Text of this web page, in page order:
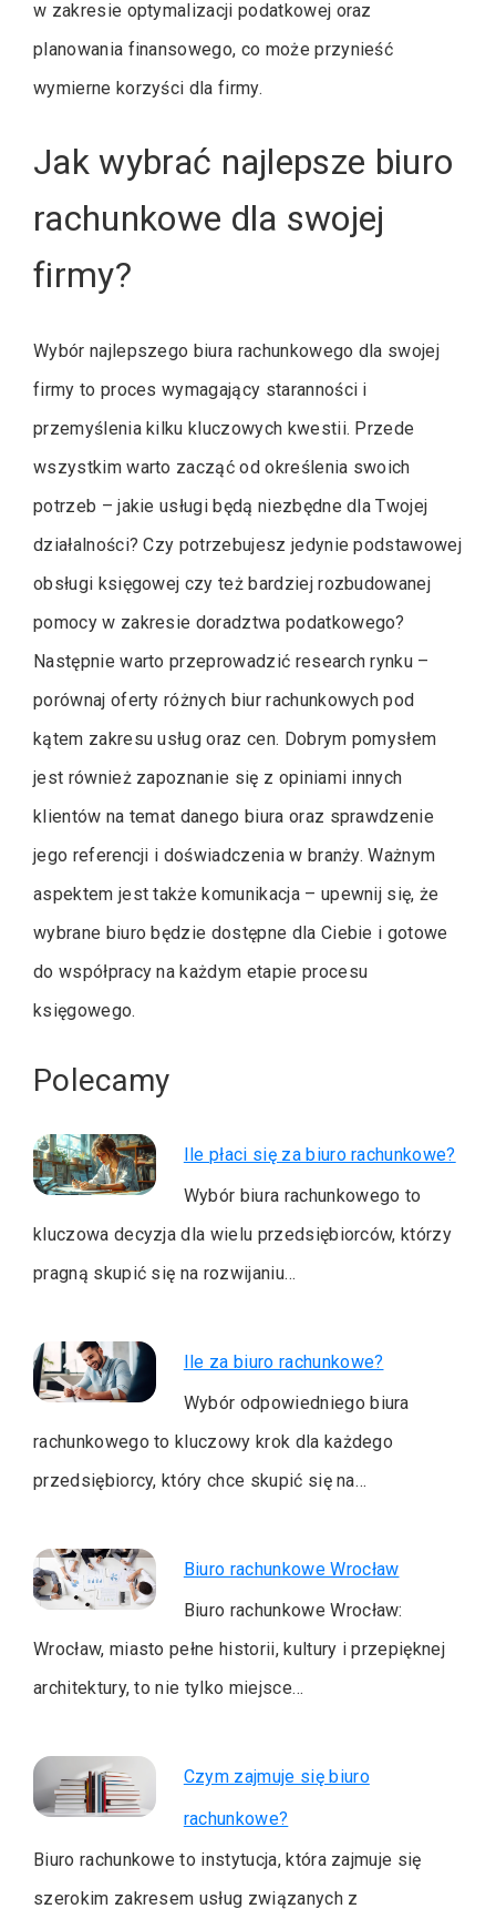
w zakresie optymalizacji podatkowej oraz
planowania finansowego, co może przynieść
wymierne korzyści dla firmy.
Jak wybrać najlepsze biuro
rachunkowe dla swojej
firmy?
Wybór najlepszego biura rachunkowego dla swojej
firmy to proces wymagający staranności i
przemyślenia kilku kluczowych kwestii. Przede
wszystkim warto zacząć od określenia swoich
potrzeb – jakie usługi będą niezbędne dla Twojej
działalności? Czy potrzebujesz jedynie podstawowej
obsługi księgowej czy też bardziej rozbudowanej
pomocy w zakresie doradztwa podatkowego?
Następnie warto przeprowadzić research rynku –
porównaj oferty różnych biur rachunkowych pod
kątem zakresu usług oraz cen. Dobrym pomysłem
jest również zapoznanie się z opiniami innych
klientów na temat danego biura oraz sprawdzenie
jego referencji i doświadczenia w branży. Ważnym
aspektem jest także komunikacja – upewnij się, że
wybrane biuro będzie dostępne dla Ciebie i gotowe
do współpracy na każdym etapie procesu
księgowego.
Polecamy
Ile płaci się za biuro rachunkowe?
Wybór biura rachunkowego to
kluczowa decyzja dla wielu przedsiębiorców, którzy
pragną skupić się na rozwijaniu…
Ile za biuro rachunkowe?
Wybór odpowiedniego biura
rachunkowego to kluczowy krok dla każdego
przedsiębiorcy, który chce skupić się na…
Biuro rachunkowe Wrocław
Biuro rachunkowe Wrocław:
Wrocław, miasto pełne historii, kultury i przepięknej
architektury, to nie tylko miejsce…
Czym zajmuje się biuro
rachunkowe?
Biuro rachunkowe to instytucja, która zajmuje się
szerokim zakresem usług związanych z